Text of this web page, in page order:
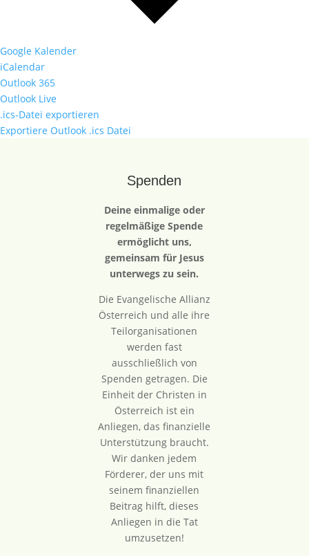
Google Kalender
iCalendar
Outlook 365
Outlook Live
.ics-Datei exportieren
Exportiere Outlook .ics Datei
Spenden
Deine einmalige oder
regelmäßige Spende
ermöglicht uns,
gemeinsam für Jesus
unterwegs zu sein.
Die Evangelische Allianz
Österreich und alle ihre
Teilorganisationen
werden fast
ausschließlich von
Spenden getragen. Die
Einheit der Christen in
Österreich ist ein
Anliegen, das finanzielle
Unterstützung braucht.
Wir danken jedem
Förderer, der uns mit
seinem finanziellen
Beitrag hilft, dieses
Anliegen in die Tat
umzusetzen!